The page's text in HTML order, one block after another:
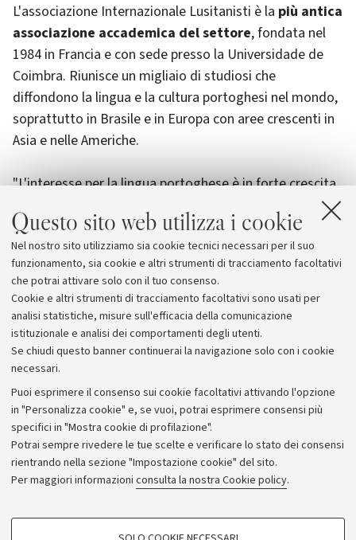
Questo sito web utilizza i cookie
Nel nostro sito utilizziamo sia cookie tecnici necessari per il suo
funzionamento, sia cookie e altri strumenti di tracciamento facoltativi
che potrai attivare solo con il tuo consenso.
Cookie e altri strumenti di tracciamento facoltativi sono usati per
analisi statistiche, misure sull'efficacia della comunicazione
istituzionale e analisi dei comportamenti degli utenti.
Se chiudi questo banner continuerai la navigazione solo con i cookie
necessari.
Puoi esprimere il consenso sui cookie facoltativi attivando l'opzione
in "Personalizza cookie" e, se vuoi, potrai esprimere consensi più
specifici in "Mostra cookie di profilazione".
Potrai sempre rivedere le tue scelte e verificare lo stato dei consensi
rientrando nella sezione "Impostazione cookie" del sito.
Per maggiori informazioni consulta la nostra Cookie policy.
COOKIE DI PROFILAZIONE - FACOLTATIVI
L'associazione Internazionale Lusitanisti è la più antica
associazione accademica del settore, fondata nel
1984 in Francia e con sede presso la Universidade de
Coimbra. Riunisce un migliaio di studiosi che
diffondono la lingua e la cultura portoghesi nel mondo,
soprattutto in Brasile e in Europa con aree crescenti in
Asia e nelle Americhe.
"L'interesse per la lingua portoghese è in forte crescita
- ha detto il prof. Roberto Vecchi - Lo dimostra la rete
di 900 studiosi che, per mezzo dell'associazione,
promuove la diffusione del portoghese nel mondo".
Archivio
Comunicati stampa
Redazione
Rassegna stampa